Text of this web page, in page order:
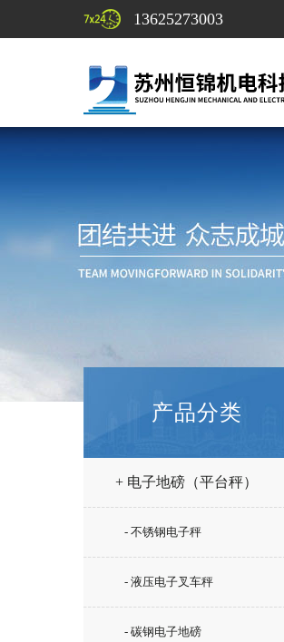
13625273003
产品分类
+ 电子地磅（平台秤）
- 不锈钢电子秤
- 液压电子叉车秤
- 碳钢电子地磅